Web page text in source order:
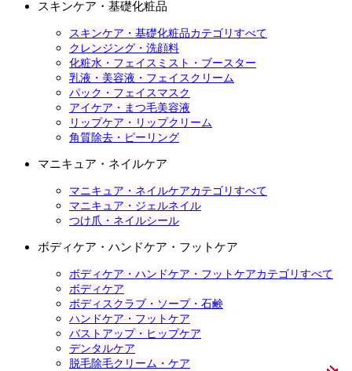
スキンケア・基礎化粧品
スキンケア・基礎化粧品カテゴリすべて
クレンジング・洗顔料
化粧水・フェイスミスト・ブースター
乳液・美容液・フェイスクリーム
パック・フェイスマスク
アイケア・まつ毛美容液
リップケア・リップクリーム
角質除去・ピーリング
マニキュア・ネイルケア
マニキュア・ネイルケアカテゴリすべて
マニキュア・ジェルネイル
つけ爪・ネイルシール
ボディケア・ハンドケア・フットケア
ボディケア・ハンドケア・フットケアカテゴリすべて
ボディケア
ボディスクラブ・ソープ・石鹸
ハンドケア・フットケア
バストアップ・ヒップケア
デンタルケア
脱毛除毛クリーム・ケア